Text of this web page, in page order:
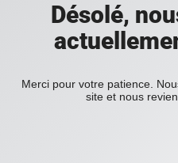
Désolé,
Merci pour votre patience.
site et nous